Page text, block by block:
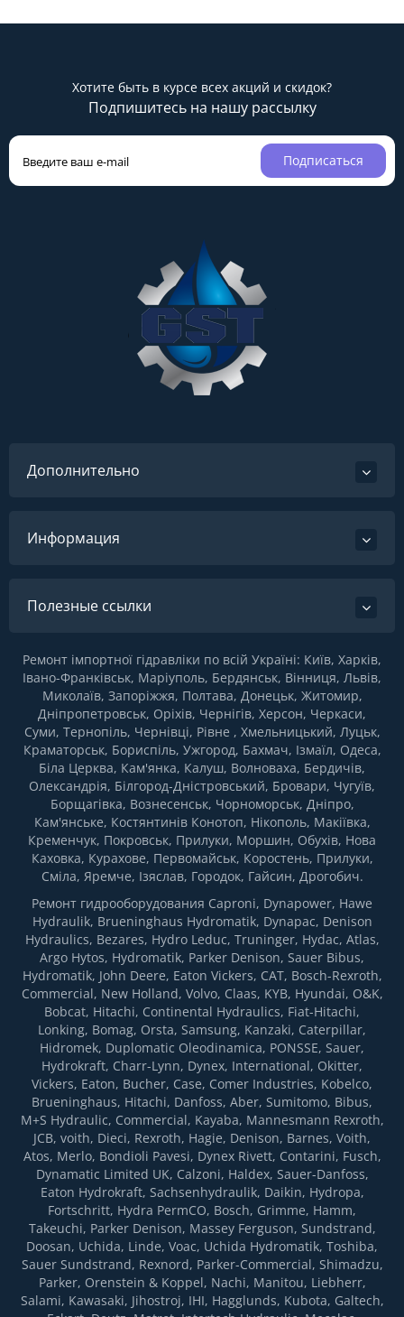
Хотите быть в курсе всех акций и скидок?
Подпишитесь на нашу рассылку
Подписаться
Дополнительно
Информация
Полезные ссылки
Ремонт імпортної гідравліки по всій Україні: Київ, Харків,
Івано-Франківськ, Маріуполь, Бердянськ, Вінниця, Львів,
Миколаїв, Запоріжжя, Полтава, Донецьк, Житомир,
Дніпропетровськ, Оріхів, Чернігів, Херсон, Черкаси,
Суми, Тернопіль, Чернівці, Рівне , Хмельницький, Луцьк,
Краматорськ, Бориспіль, Ужгород, Бахмач, Ізмаїл, Одеса,
Біла Церква, Кам'янка, Калуш, Волноваха, Бердичів,
Олександрія, Білгород-Дністровський, Бровари, Чугуїв,
Борщагівка, Вознесенськ, Чорноморськ, Дніпро,
Кам'янське, Костянтинів Конотоп, Нікополь, Макіївка,
Кременчук, Покровськ, Прилуки, Моршин, Обухів, Нова
Каховка, Курахове, Первомайськ, Коростень, Прилуки,
Сміла, Яремче, Ізяслав, Городок, Гайсин, Дрогобич.
Ремонт гидрооборудования Caproni, Dynapower, Hawe
Hydraulik, Brueninghaus Hydromatik, Dynapac, Denison
Hydraulics, Bezares, Hydro Leduc, Truninger, Hydac, Atlas,
Argo Hytos, Hydromatik, Parker Denison, Sauer Bibus,
Hydromatik, John Deere, Eaton Vickers, CAT, Bosch-Rexroth,
Commercial, New Holland, Volvo, Claas, KYB, Hyundai, O&K,
Bobcat, Hitachi, Continental Hydraulics, Fiat-Hitachi,
Lonking, Bomag, Orsta, Samsung, Kanzaki, Caterpillar,
Hidromek, Duplomatic Oleodinamica, PONSSE, Sauer,
Hydrokraft, Charr-Lynn, Dynex, International, Okitter,
Vickers, Eaton, Bucher, Case, Comer Industries, Kobelco,
Brueninghaus, Hitachi, Danfoss, Aber, Sumitomo, Bibus,
M+S Hydraulic, Commercial, Kayaba, Mannesmann Rexroth,
JCB, voith, Dieci, Rexroth, Hagie, Denison, Barnes, Voith,
Atos, Merlo, Bondioli Pavesi, Dynex Rivett, Contarini, Fusch,
Dynamatic Limited UK, Calzoni, Haldex, Sauer-Danfoss,
Eaton Hydrokraft, Sachsenhydraulik, Daikin, Hydropa,
Fortsсhritt, Hydra PermCO, Bosch, Grimme, Hamm,
Takeuchi, Parker Denison, Massey Ferguson, Sundstrand,
Doosan, Uchida, Linde, Voac, Uchida Hydromatik, Toshiba,
Sauer Sundstrand, Rexnord, Parker-Commercial, Shimadzu,
Parker, Orenstein & Koppel, Nachi, Manitou, Liebherr,
Salami, Kawasaki, Jihostroj, IHI, Hagglunds, Kubota, Galtech,